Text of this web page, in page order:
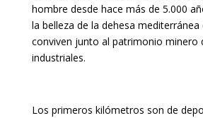
hombre desde hace más de 5.000
la belleza de la dehesa mediterránea
conviven junto al patrimonio minero
industriales.
Los primeros kilómetros son de